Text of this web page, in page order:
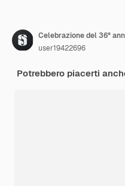
Celebrazione del 36°
user19422696
Potrebbero piacerti